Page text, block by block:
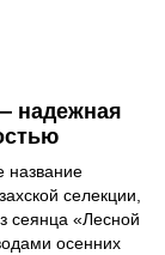
надежная
название
селекции,
сеянца «Лесной
осенних